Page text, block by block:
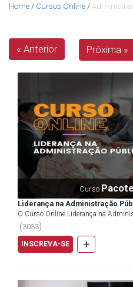
Home / Cursos Online /
« Anterior Próxima »
Curso
Liderança na Administração
O Curso Online Liderança na
mostrar como o setor público
(3033)
INSCREVA-SE +